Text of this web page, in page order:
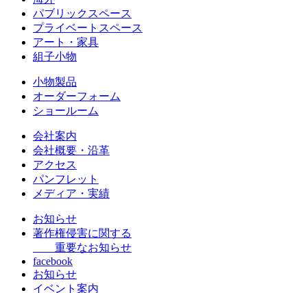
パブリックスペース
プライベートスペース
アート・家具
組子小物
小物製品
オーダーフォーム
ショールーム
会社案内
会社概要・沿革
アクセス
パンフレット
メディア・実績
お知らせ
著作権侵害に関する
重要なお知らせ
facebook
お知らせ
イベント案内